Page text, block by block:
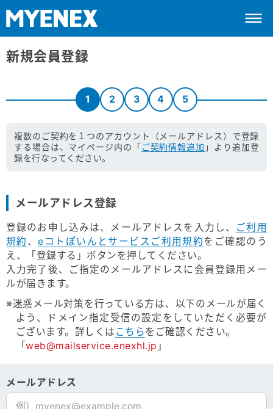
新規会員登録
1 2 3 4 5
複数のご契約を１つのアカウント（メールアドレス）で登録
する場合は、マイページ内の「ご契約情報追加 」より追加登
録を行なってください。
メールアドレス登録
登録のお申し込みは、メールアドレスを入力し、 ご利用
規約 、eコトぽいんとサービスご利用規約をご確認のう
え、「登録する」ボタンを押してください。
入力完了後、ご指定のメールアドレスに会員登録用メー
ルが届きます。
※迷惑メール対策を行っている方は、以下のメールが届く
よう、ドメイン指定受信の設定をしていただく必要が
ございます。詳しくは こちらをご確認ください。
「web@mailservice.enexhl.jp 」
メールアドレス